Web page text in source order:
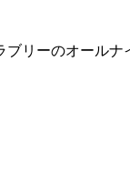
リーのオール